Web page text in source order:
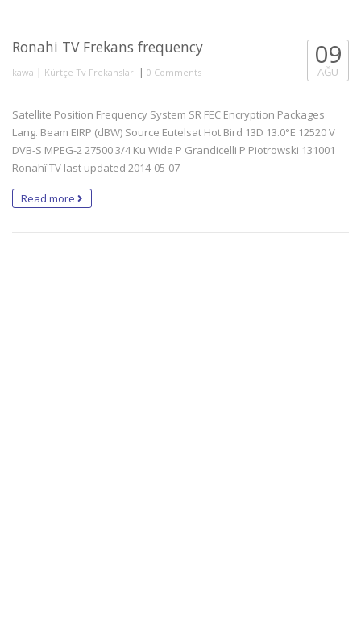
Ronahi TV Frekans frequency
kawa | Kürtçe Tv Frekansları | 0 Comments
09
AĞU
Satellite Position Frequency System SR FEC Encryption Packages
Lang. Beam EIRP (dBW) Source Eutelsat Hot Bird 13D 13.0°E 12520 V
DVB-S MPEG-2 27500 3/4 Ku Wide P Grandicelli P Piotrowski 131001
Ronahî TV last updated 2014-05-07
Read more